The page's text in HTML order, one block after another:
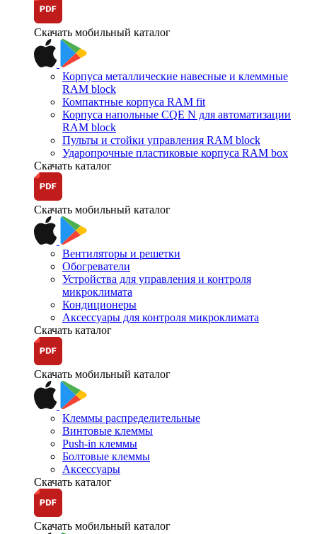
Скачать мобильный каталог
Корпуса металлические навесные и клеммные
RAM block
Компактные корпуса RAM fit
Корпуса напольные CQE N для автоматизации
RAM block
Пульты и стойки управления RAM block
Ударопрочные пластиковые корпуса RAM box
Скачать каталог
Скачать мобильный каталог
Вентиляторы и решетки
Обогреватели
Устройства для управления и контроля
микроклимата
Кондиционеры
Аксессуары для контроля микроклимата
Скачать каталог
Скачать мобильный каталог
Клеммы распределительные
Винтовые клеммы
Push-in клеммы
Болтовые клеммы
Аксессуары
Скачать каталог
Скачать мобильный каталог